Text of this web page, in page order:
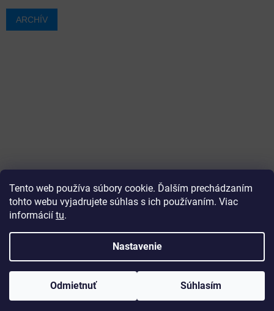
Tento web používa súbory cookie. Ďalším prechádzaním
tohto webu vyjadrujete súhlas s ich používaním. Viac
informácií tu.
Nastavenie
Odmietnuť Súhlasím
ARCHÍV
Copyright 2026ajtech. Všetky práva vyhradené.Upraviť